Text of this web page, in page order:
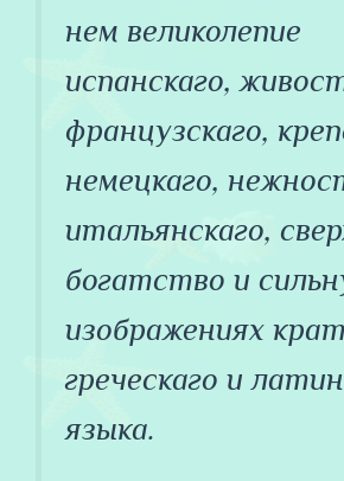
нем великолепие
испанскаго,
французскаго,
немецкаго,
итальянскаго,
богатство и
изображениях
греческаго и
языка.